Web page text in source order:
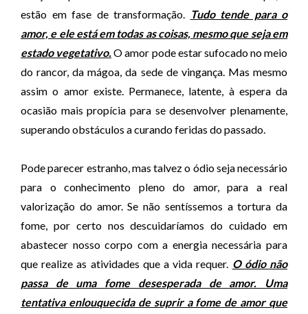
estão em fase de transformação. Tudo tende para o
amor, e ele está em todas as coisas, mesmo que seja em
estado vegetativo.O amor pode estar sufocado no meio
do rancor, da mágoa, da sede de vingança. Mas mesmo
assim o amor existe. Permanece, latente, à espera da
ocasião mais propícia para se desenvolver plenamente,
superando obstáculos a curando feridas do passado.
Pode parecer estranho, mas talvez o ódio seja necessário
para o conhecimento pleno do amor, para a real
valorização do amor. Se não sentíssemos a tortura da
fome, por certo nos descuidaríamos do cuidado em
abastecer nosso corpo com a energia necessária para
que realize as atividades que a vida requer. O ódio não
passa de uma fome desesperada de amor. Uma
tentativa enlouquecida de suprir a fome de amor que